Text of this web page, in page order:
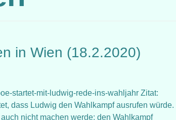
in Wien (18.2.2020)
startet-mit-ludwig-rede-ins-wahljahr Zitat:
dass Ludwig den Wahlkampf ausrufen würde.
nicht machen werde: den Wahlkampf